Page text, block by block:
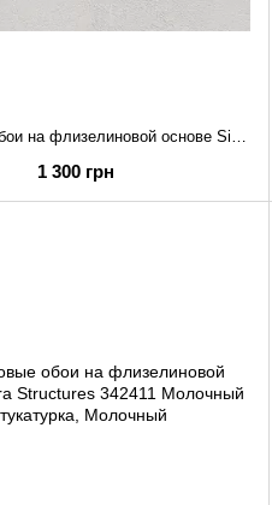
1 300 грн